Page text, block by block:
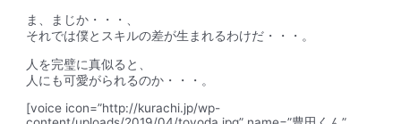
ま、まじか・・・、
それでは僕とスキルの差が生まれるわけだ・・・。
人を完璧に真似ると、
人にも可愛がられるのか・・・。
[voice icon=”http://kurachi.jp/wp-